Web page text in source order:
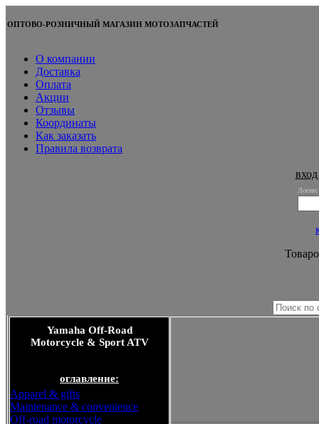
ОПТОВО-РОЗНИЧНЫЙ МАГАЗИН МОТОЗАПЧАСТЕЙ
О компании
Доставка
Оплата
Акции
Отзывы
Координаты
Как заказать
Правила возврата
Логин:
Yamaha Off-Road
Motorcycle & Sport ATV
оглавление:
Apparel & gifts
Maintenance & convenience
Off-road motorcycle